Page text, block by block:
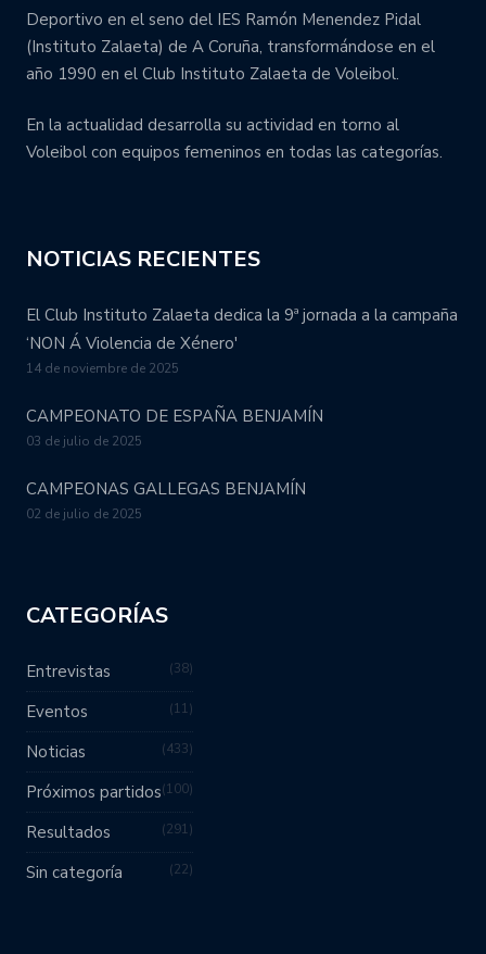
Deportivo en el seno del IES Ramón Menendez Pidal
(Instituto Zalaeta) de A Coruña, transformándose en el
año 1990 en el Club Instituto Zalaeta de Voleibol.
En la actualidad desarrolla su actividad en torno al
Voleibol con equipos femeninos en todas las categorías.
NOTICIAS RECIENTES
El Club Instituto Zalaeta dedica la 9ª jornada a la campaña
‘NON Á Violencia de Xénero'
14 de noviembre de 2025
CAMPEONATO DE ESPAÑA BENJAMÍN
03 de julio de 2025
CAMPEONAS GALLEGAS BENJAMÍN
02 de julio de 2025
CATEGORÍAS
Entrevistas 38
Eventos 11
Noticias 433
Próximos partidos 100
Resultados 291
Sin categoría 22